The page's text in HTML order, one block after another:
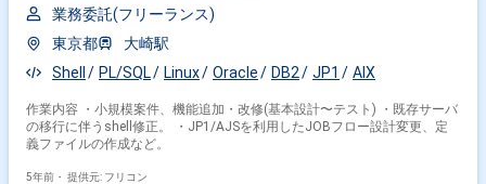
業務委託(フリーランス)
東京都
大崎駅
Shell
PL/SQL Linux Oracle DB2 JP1 AIX
作業内容 ・小規模案件、機能追加・改修(基本設計〜テスト) ・既存サーバ
の移行に伴うshell修正。 ・JP1/AJSを利用したJOBフロー設計変更、定
義ファイルの作成など。
5年前・ 提供元: フリコン